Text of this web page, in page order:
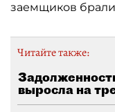
заемщиков брали
Читайте также:
выросла на